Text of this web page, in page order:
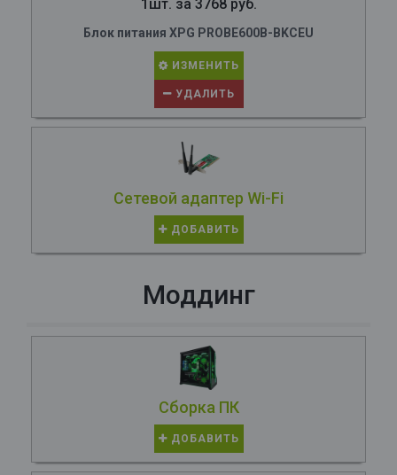
1шт. за 3768 руб.
Блок питания XPG PROBE600B-BKCEU
ИЗМЕНИТЬ
УДАЛИТЬ
Сетевой адаптер Wi-Fi
ДОБАВИТЬ
Моддинг
Сборка ПК
ДОБАВИТЬ